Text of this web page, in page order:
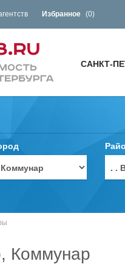
Избранное (0)
САНКТ-
. .
Коммунар